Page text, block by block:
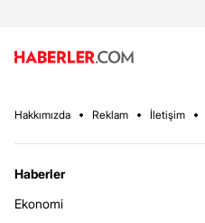
Hakkımızda Reklam İletişim
Haberler
Ekonomi